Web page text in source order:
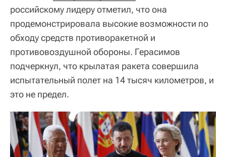
российскому лидеру отметил, что она
продемонстрировала высокие возможности по
обходу средств противоракетной и
противовоздушной обороны. Герасимов
подчеркнул, что крылатая ракета совершила
испытательный полет на 14 тысяч километров, и
это не предел.